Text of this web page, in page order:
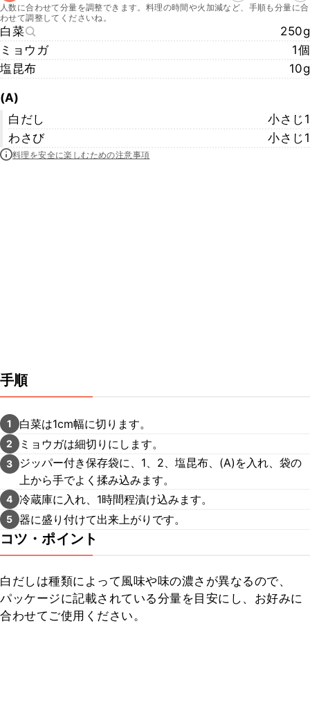
人数に合わせて分量を調整できます。料理の時間や火加減など、手順も分量に合
わせて調整してくださいね。
白菜
250g
ミョウガ
1個
塩昆布
10g
(A)
白だし
小さじ1
わさび
小さじ1
料理を安全に楽しむための注意事項
手順
1 白菜は1cm幅に切ります。
2 ミョウガは細切りにします。
3
ジッパー付き保存袋に、1、2、塩昆布、(A)を入れ、袋の
上から手でよく揉み込みます。
4 冷蔵庫に入れ、1時間程漬け込みます。
5 器に盛り付けて出来上がりです。
コツ・ポイント
白だしは種類によって風味や味の濃さが異なるので、
パッケージに記載されている分量を目安にし、お好みに
合わせてご使用ください。